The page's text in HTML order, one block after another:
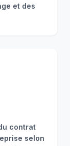
et des
contrat
selon